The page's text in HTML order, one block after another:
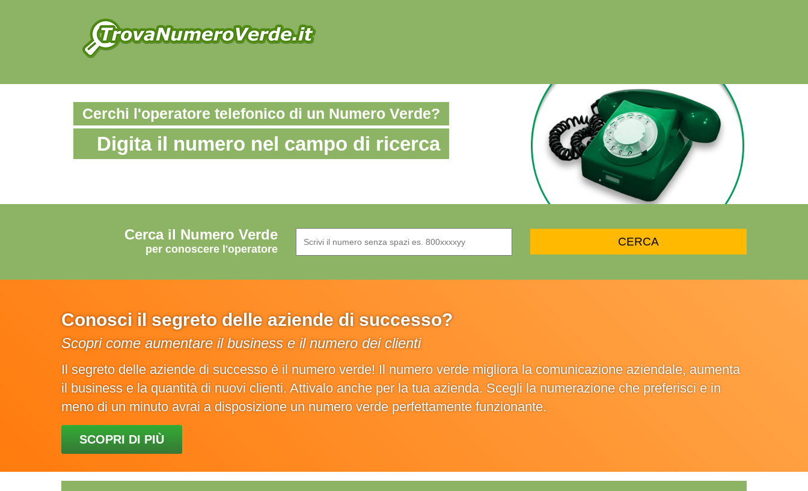
Cerchi l'operatore telefonico di un Numero Verde?
Digita il numero nel campo di ricerca
Cerca il Numero Verde
per conoscere l'operatore
Conosci il segreto delle aziende di successo?
Scopri come aumentare il business e il numero dei clienti
Il segreto delle aziende di successo è il numero verde! Il numero verde migliora la comunicazione aziendale, aumenta
il business e la quantità di nuovi clienti. Attivalo anche per la tua azienda. Scegli la numerazione che preferisci e in
meno di un minuto avrai a disposizione un numero verde perfettamente funzionante.
SCOPRI DI PIÙ